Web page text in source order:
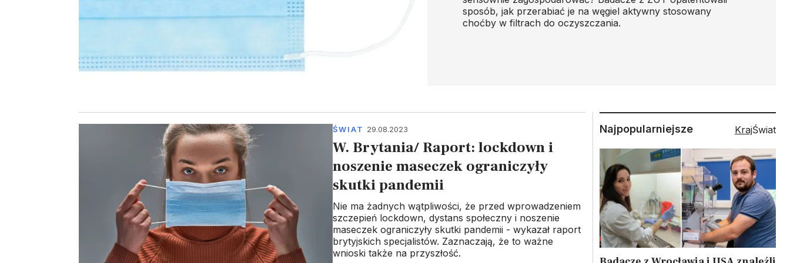
sposób, jak przerabiać je na węgiel aktywny stosowany
choćby w filtrach do oczyszczania.
ŚWIAT 29.08.2023
W. Brytania/ Raport: lockdown i
noszenie maseczek ograniczyły
skutki pandemii
Nie ma żadnych wątpliwości, że przed wprowadzeniem
szczepień lockdown, dystans społeczny i noszenie
maseczek ograniczyły skutki pandemii - wykazał raport
brytyjskich specjalistów. Zaznaczają, że to ważne
wnioski także na przyszłość.
Najpopularniejsze KrajŚwiat